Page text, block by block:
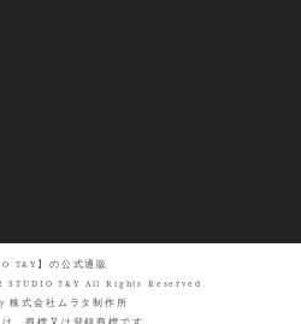
T&Y】の公式通販
STUDIO T&Y All Rights Reserved.
株式会社ムラタ制作所